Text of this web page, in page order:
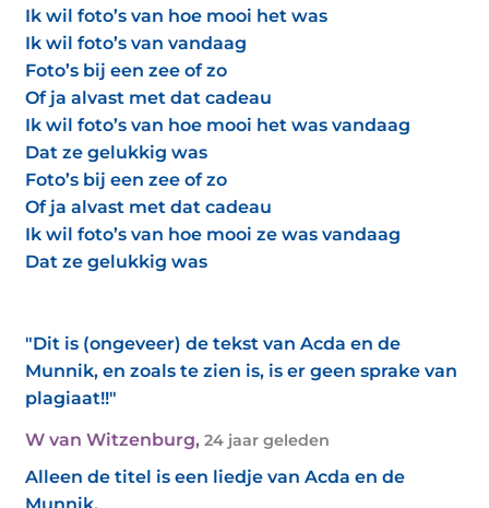
Ik wil foto’s van hoe mooi het was
Ik wil foto’s van vandaag
Foto’s bij een zee of zo
Of ja alvast met dat cadeau
Ik wil foto’s van hoe mooi het was vandaag
Dat ze gelukkig was
Foto’s bij een zee of zo
Of ja alvast met dat cadeau
Ik wil foto’s van hoe mooi ze was vandaag
Dat ze gelukkig was
"Dit is (ongeveer) de tekst van Acda en de
Munnik, en zoals te zien is, is er geen sprake van
plagiaat!!"
W van Witzenburg, 24 jaar geleden
Alleen de titel is een liedje van Acda en de